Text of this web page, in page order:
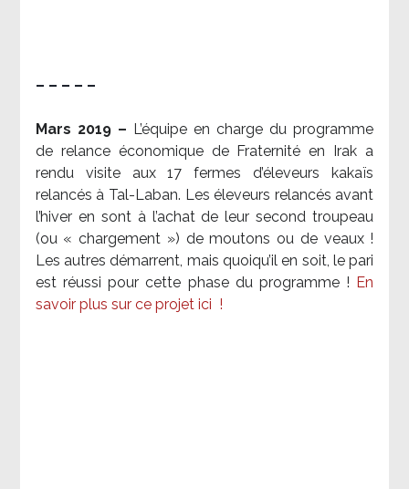
– – – – –
Mars 2019 – L’équipe en charge du programme
de relance économique de Fraternité en Irak a
rendu visite aux 17 fermes d’éleveurs kakaïs
relancés à Tal-Laban. Les éleveurs relancés avant
l’hiver en sont à l’achat de leur second troupeau
(ou « chargement ») de moutons ou de veaux !
Les autres démarrent, mais quoiqu’il en soit, le pari
est réussi pour cette phase du programme ! En
savoir plus sur ce projet ici !